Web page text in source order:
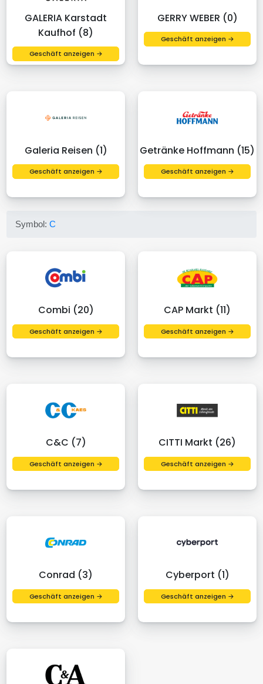
GALERIA Karstadt
Kaufhof (8)
Geschäft anzeigen →
GERRY WEBER (0)
Geschäft anzeigen →
Galeria Reisen (1)
Geschäft anzeigen →
Getränke Hoffmann (15)
Geschäft anzeigen →
Symbol:C
Combi (20)
Geschäft anzeigen →
CAP Markt (11)
Geschäft anzeigen →
C&C (7)
Geschäft anzeigen →
CITTI Markt (26)
Geschäft anzeigen →
Conrad (3)
Geschäft anzeigen →
Cyberport (1)
Geschäft anzeigen →